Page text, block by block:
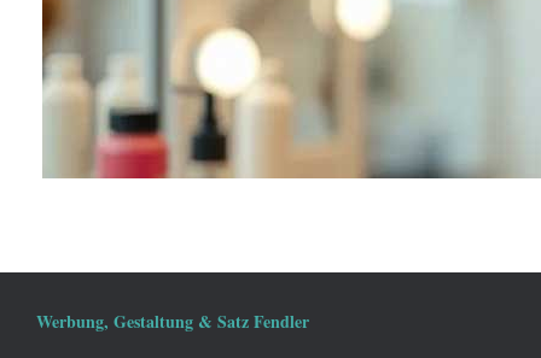
Werbung, Gestaltung & Satz Fendler